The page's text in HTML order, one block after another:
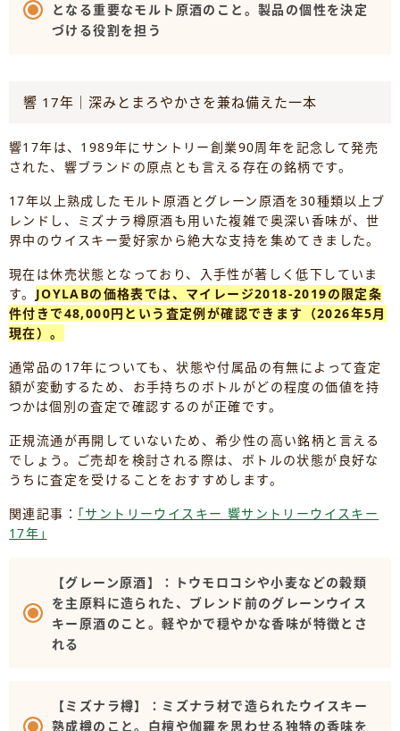
となる重要なモルト原酒のこと。製品の個性を決定
づける役割を担う
響 17年｜深みとまろやかさを兼ね備えた一本
響17年は、1989年にサントリー創業90周年を記念して発売
された、響ブランドの原点とも言える存在の銘柄です。
17年以上熟成したモルト原酒とグレーン原酒を30種類以上ブ
レンドし、ミズナラ樽原酒も用いた複雑で奥深い香味が、世
界中のウイスキー愛好家から絶大な支持を集めてきました。
現在は休売状態となっており、入手性が著しく低下していま
す。 JOYLABの価格表では、マイレージ2018-2019の限定条
件付きで48,000円という査定例が確認できます（2026年5月
現在）。
通常品の17年についても、状態や付属品の有無によって査定
額が変動するため、お手持ちのボトルがどの程度の価値を持
つかは個別の査定で確認するのが正確です。
正規流通が再開していないため、希少性の高い銘柄と言える
でしょう。ご売却を検討される際は、ボトルの状態が良好な
うちに査定を受けることをおすすめします。
関連記事： ｢サントリーウイスキー 響サントリーウイスキー
17年｣
【グレーン原酒】：トウモロコシや小麦などの穀類
を主原料に造られた、ブレンド前のグレーンウイス
キー原酒のこと。軽やかで穏やかな香味が特徴とさ
れる
【ミズナラ樽】：ミズナラ材で造られたウイスキー
熟成樽のこと。白檀や伽羅を思わせる独特の香味を